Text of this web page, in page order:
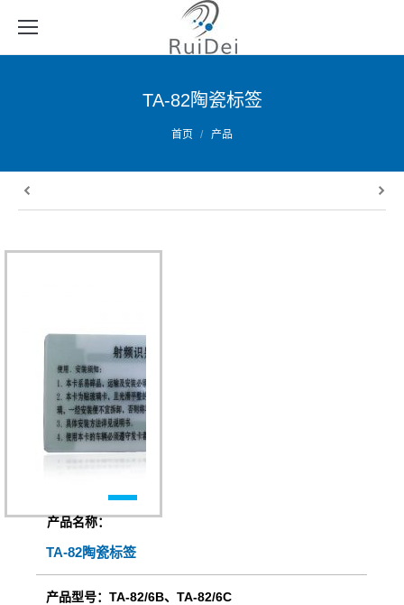
TA-82陶瓷标签
首页 产品
产品名称：
TA-82陶瓷标签
产品型号：TA-82/6B、TA-82/6C